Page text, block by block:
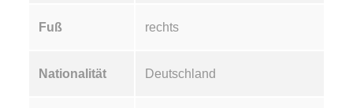
Fuß rechts
Nationalität Deutschland